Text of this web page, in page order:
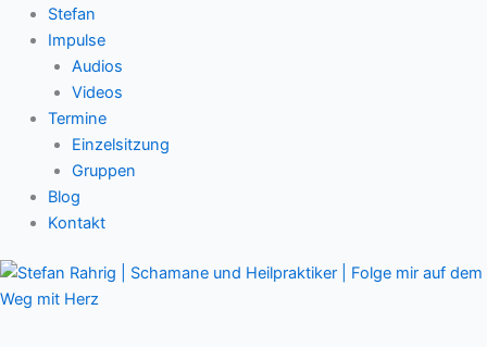
Stefan
Impulse
Audios
Videos
Termine
Einzelsitzung
Gruppen
Blog
Kontakt